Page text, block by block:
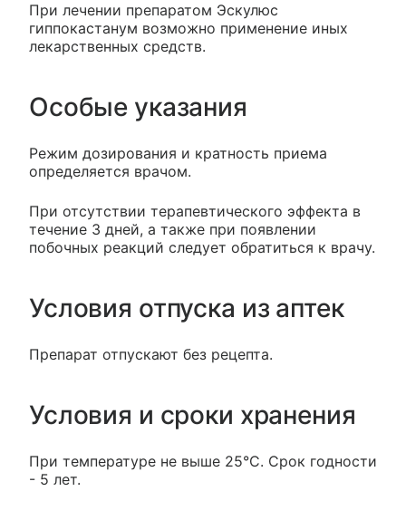
При лечении препаратом Эскулюс
гиппокастанум возможно применение иных
лекарственных средств.
Особые указания
Режим дозирования и кратность приема
определяется врачом.
При отсутствии терапевтического эффекта в
течение 3 дней, а также при появлении
побочных реакций следует обратиться к врачу.
Условия отпуска из аптек
Препарат отпускают без рецепта.
Условия и сроки хранения
При температуре не выше 25°C. Срок годности
- 5 лет.